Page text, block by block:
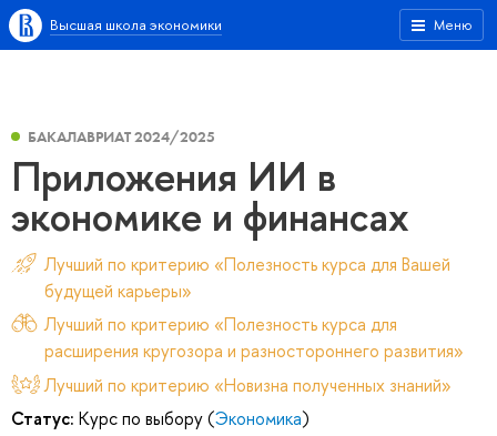
Меню
Высшая школа экономики
БАКАЛАВРИАТ 2024/2025
Приложения ИИ в
экономике и финансах
Лучший по критерию «Полезность курса для Вашей
будущей карьеры»
Лучший по критерию «Полезность курса для
расширения кругозора и разностороннего развития»
Лучший по критерию «Новизна полученных знаний»
Статус: Курс по выбору (Экономика)